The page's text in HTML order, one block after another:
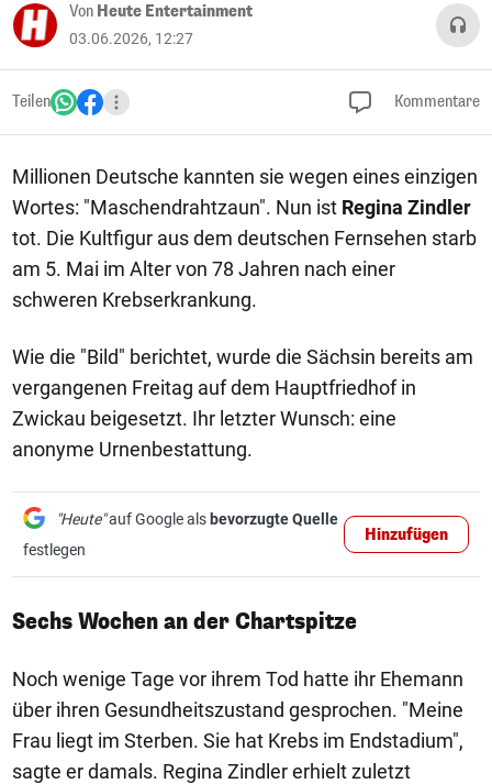
Von Heute Entertainment
03.06.2026, 12:27
Teilen Kommentare
Millionen Deutsche kannten sie wegen eines einzigen
Wortes: "Maschendrahtzaun". Nun ist Regina Zindler
tot. Die Kultfigur aus dem deutschen Fernsehen starb
am 5. Mai im Alter von 78 Jahren nach einer
schweren Krebserkrankung.
Wie die "Bild" berichtet, wurde die Sächsin bereits am
vergangenen Freitag auf dem Hauptfriedhof in
Zwickau beigesetzt. Ihr letzter Wunsch: eine
anonyme Urnenbestattung.
"Heute"auf Google als bevorzugte Quelle
festlegen
Hinzufügen
Sechs Wochen an der Chartspitze
Noch wenige Tage vor ihrem Tod hatte ihr Ehemann
über ihren Gesundheitszustand gesprochen. "Meine
Frau liegt im Sterben. Sie hat Krebs im Endstadium",
sagte er damals. Regina Zindler erhielt zuletzt